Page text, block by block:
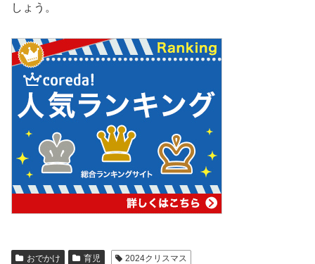
しょう。
おでかけ 育児
2024クリスマス